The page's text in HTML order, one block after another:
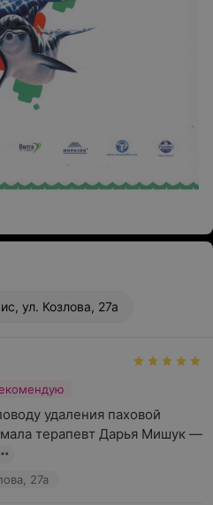
ул. Козлова, 27а
удаления паховой
терапевт Дарья Мишук —
27а